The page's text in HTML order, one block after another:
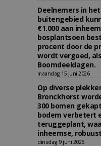
Deelnemers in
buitengebied
€1.000 aan
bosplantsoen
procent door de
wordt vergoed,
Boomdeeldagen.
maandag 15 juni 2026
Op diverse
Bronckhorst
300 bomen
bodem verbetert
teruggeplant,
inheemse,
dinsdag 9 juni 2026